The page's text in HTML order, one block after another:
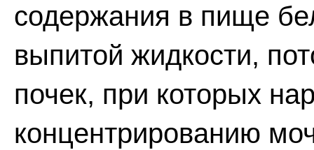
содержания в пище
выпитой жидкости,
почек, при которых
концентрированию